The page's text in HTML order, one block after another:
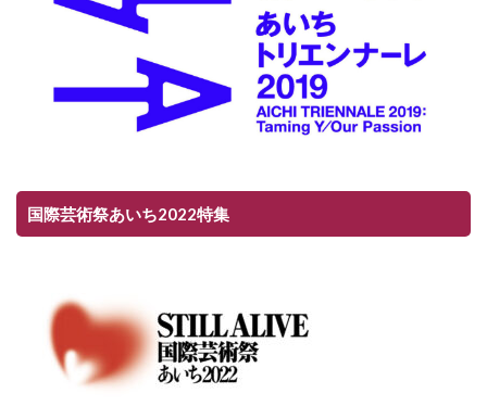
国際芸術祭あいち2022特集